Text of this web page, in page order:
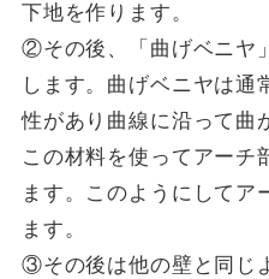
下地を作ります。
②その後、「曲げベニヤ
します。曲げベニヤは通
性があり曲線に沿って曲
この材料を使ってアーチ
ます。このようにしてア
ます。
③その後は他の壁と同じ